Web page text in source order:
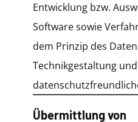
Entwicklung bzw.
Software sowie
dem Prinzip des
Technikgestaltung
Übermittlung von